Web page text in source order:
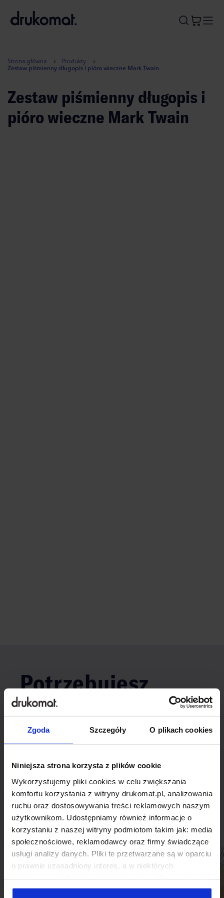
Zgoda Szczegóły O plikach cookies
Niniejsza strona korzysta z plików cookie
Wykorzystujemy pliki cookies w celu zwiększania
komfortu korzystania z witryny drukomat.pl, analizowania
ruchu oraz dostosowywania treści reklamowych naszym
użytkownikom. Udostępniamy również informacje o
korzystaniu z naszej witryny podmiotom takim jak: media
społecznościowe, reklamodawcy oraz firmy świadczące
usługi analizy danych. Pliki te przetwarzane są w oparciu
o prawnie uzasadniony interes, a w niektórych
Niektóre z plików cookies dostarczane i przetwarzane są
A
Strona główna
Produkty
Zestaw piśmienny długopis i pióro wieczne Mark Twain
Zestaw piśmienny długopis i
pióro wieczne Mark Twain
Potrzebujesz
indywidualnego
rozwiązania?
produkt niestandardowy.
Skontaktuj się